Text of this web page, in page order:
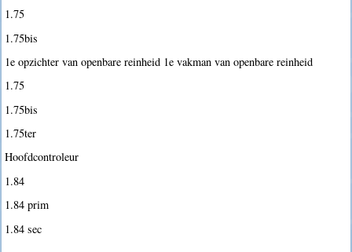
1.75
1.75bis
1e opzichter van openbare reinheid 1e vakman van openbare reinheid
1.75
1.75bis
1.75ter
Hoofdcontroleur
1.84
1.84 prim
1.84 sec